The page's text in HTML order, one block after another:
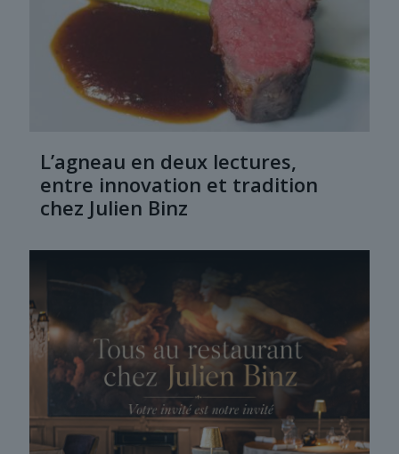
L’agneau en deux lectures,
entre innovation et tradition
chez Julien Binz